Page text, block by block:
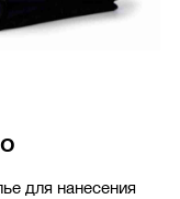
для нанесения